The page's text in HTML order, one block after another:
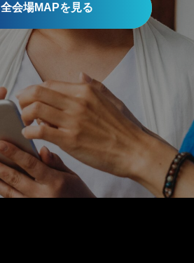
全会場MAPを見る